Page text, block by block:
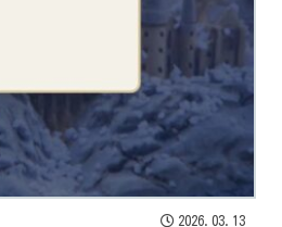
2026.03.13